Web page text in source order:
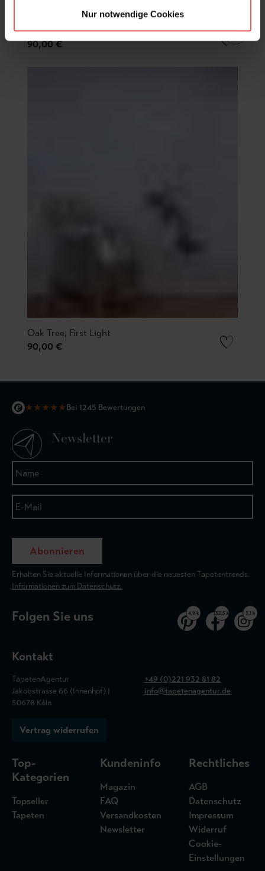
Nur notwendige Cookies
Oak Tree, Darkness
90,00 €
Oak Tree, First Light
90,00 €
★★★★★Bei 1245 Bewertungen
Newsletter
Abonnieren
Erhalten Sie aktuelle Informationen über die neuesten Tapetentrends.
Informationen zum Datenschutz.
Folgen Sie uns 4,9 k 32,5 k 3,1 k
Kontakt
TapetenAgentur
Jakobstrasse 66 (Innenhof) |
50678 Köln
+49 (0)221 932 81 82
info@tapetenagentur.de
Vertrag widerrufen
Top-
Kategorien
Topseller
Tapeten
Kundeninfo
Magazin
FAQ
Versandkosten
Newsletter
Rechtliches
AGB
Datenschutz
Impressum
Widerruf
Cookie-
Einstellungen